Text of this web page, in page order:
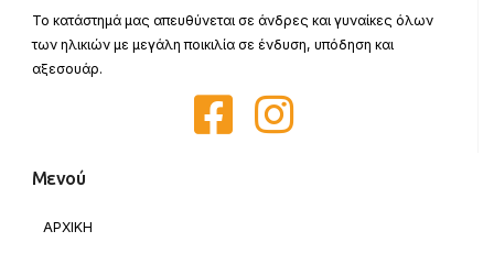
Το κατάστημά μας απευθύνεται σε άνδρες και γυναίκες όλων
των ηλικιών με μεγάλη ποικιλία σε ένδυση, υπόδηση και
αξεσουάρ.
Μενού
ΑΡΧΙΚΗ